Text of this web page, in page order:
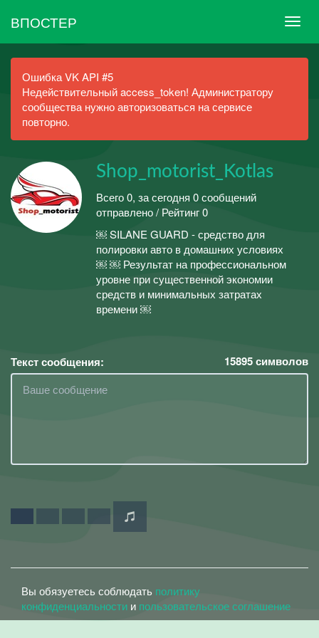
ВПОСТЕР
Ошибка VK API #5
Недействительный access_token! Администратору
сообщества нужно авторизоваться на сервисе
повторно.
Shop_motorist_Kotlas
Всего 0, за сегодня 0 сообщений
отправлено / Рейтинг 0
￼ SILANE GUARD - средство для
полировки авто в домашних условиях
￼ ￼ Результат на профессиональном
уровне при существенной экономии
средств и минимальных затратах
времени ￼
Текст сообщения: 15895символов
Вы обязуетесь соблюдать политику
конфиденциальности и пользовательское соглашение